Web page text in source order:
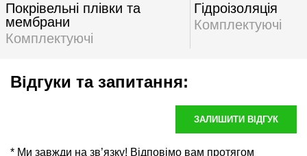
Покрівельні плівки та
мембрани
Комплектуючі
Гідроізоляція
Комплектуючі
Відгуки та запитання:
ЗАЛИШИТИ ВІДГУК
* Ми завжди на зв’язку! Відповімо вам протягом